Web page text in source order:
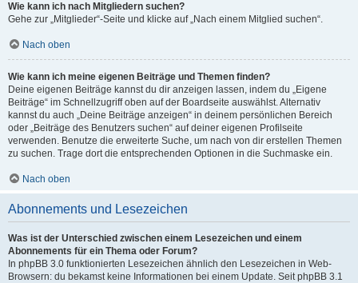
Wie kann ich nach Mitgliedern suchen?
Gehe zur „Mitglieder“-Seite und klicke auf „Nach einem Mitglied suchen“.
Nach oben
Wie kann ich meine eigenen Beiträge und Themen finden?
Deine eigenen Beiträge kannst du dir anzeigen lassen, indem du „Eigene
Beiträge“ im Schnellzugriff oben auf der Boardseite auswählst. Alternativ
kannst du auch „Deine Beiträge anzeigen“ in deinem persönlichen Bereich
oder „Beiträge des Benutzers suchen“ auf deiner eigenen Profilseite
verwenden. Benutze die erweiterte Suche, um nach von dir erstellen Themen
zu suchen. Trage dort die entsprechenden Optionen in die Suchmaske ein.
Nach oben
Abonnements und Lesezeichen
Was ist der Unterschied zwischen einem Lesezeichen und einem
Abonnements für ein Thema oder Forum?
In phpBB 3.0 funktionierten Lesezeichen ähnlich den Lesezeichen in Web-
Browsern: du bekamst keine Informationen bei einem Update. Seit phpBB 3.1